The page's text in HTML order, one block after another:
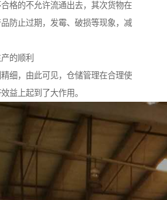
格的不允许流通出去，其次货物在
防止过期，发霉、破损等现象，减
的顺利
细，由此可见，仓储管理在合理使
益上起到了大作用。